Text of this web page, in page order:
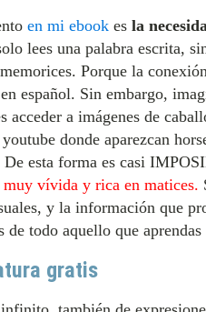
en mi ebookes la
lees una palabra escrita,
Porque la
español. Sin embargo,
acceder a imágenes de
donde aparezcan
De esta forma es casi
muy vívida y rica en matices.
y la información que
de todo aquello que
gratis